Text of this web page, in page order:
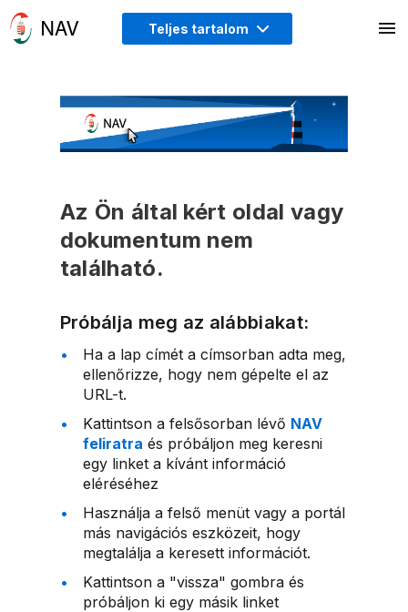
Teljes tartalom
Az Ön által kért oldal vagy
dokumentum nem
található.
Próbálja meg az alábbiakat:
Ha a lap címét a címsorban adta meg,
ellenőrizze, hogy nem gépelte el az
URL-t.
Kattintson a felsősorban lévő NAV
feliratra és próbáljon meg keresni
egy linket a kívánt információ
eléréséhez
Használja a felső menüt vagy a portál
más navigációs eszközeit, hogy
megtalálja a keresett információt.
Kattintson a "vissza" gombra és
próbáljon ki egy másik linket